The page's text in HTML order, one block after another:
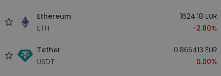
Ethereum
ETH
1624.18 EUR
-2.80%
Tether
USDT
0.865413 EUR
0.00%